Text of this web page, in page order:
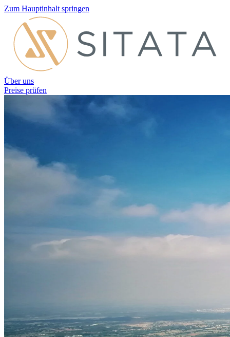
Zum Hauptinhalt springen
Über uns
Preise prüfen